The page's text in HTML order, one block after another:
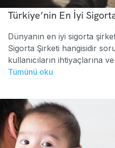
Türkiye’nin En İyi
Dünyanın en iyi sigorta
Sigorta Şirketi hangisidir
kullanıcıların ihtiyaçlarına
Tümünü oku